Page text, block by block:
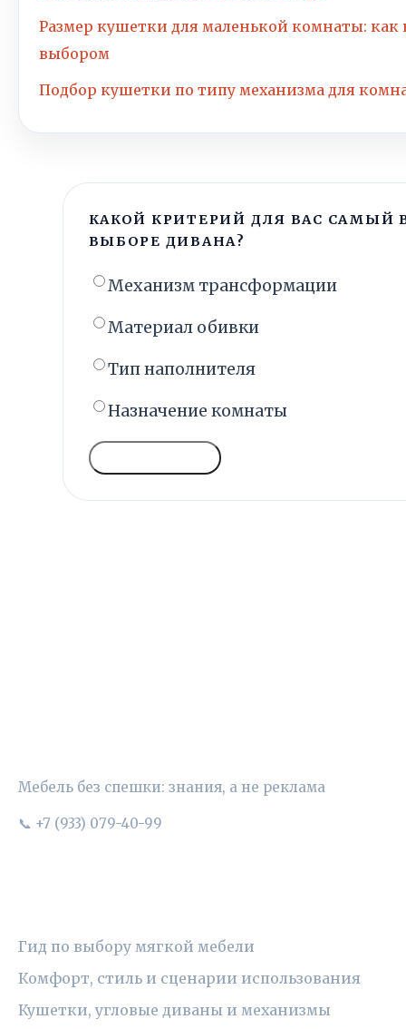
Размер кушетки для маленькой комнаты: как
выбором
Подбор кушетки по типу механизма для
КАКОЙ КРИТЕРИЙ ДЛЯ ВАС
ВЫБОРЕ ДИВАНА?
Механизм трансформации
Материал обивки
Тип наполнителя
Назначение комнаты
Мебель без спешки: знания, а не реклама
📞 +7 (933) 079-40-99
Гид по выбору мягкой мебели
Комфорт, стиль и сценарии использования
Кушетки, угловые диваны и механизмы